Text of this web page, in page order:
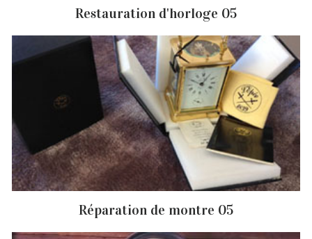
Restauration d'horloge 05
Réparation de montre 05